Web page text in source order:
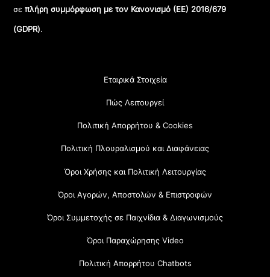
σεπλήρη συμμόρφωση με τον Κανονισμό (ΕΕ) 2016/679
(GDPR).
Εταιρικά Στοιχεία
Πώς Λειτουργεί
Πολιτική Απορρήτου & Cookies
Πολιτική Πλουραλισμού και Διαφάνειας
Όροι Χρήσης και Πολιτική Λειτουργίας
Όροι Αγορών, Αποστολών & Επιστροφών
Όροι Συμμετοχής σε Παιχνίδια & Διαγωνισμούς
Όροι Παραχώρησης Video
Πολιτική Απορρήτου Chatbots